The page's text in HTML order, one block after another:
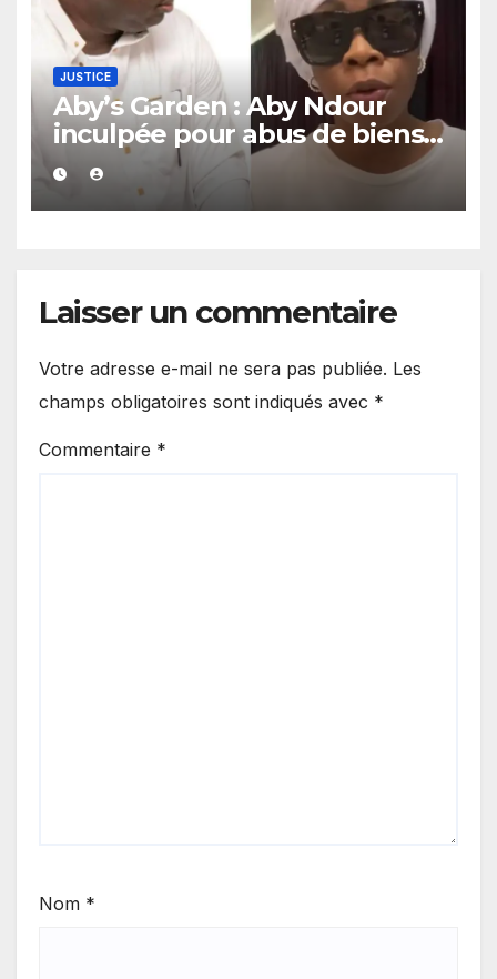
JUSTICE
Aby’s Garden : Aby Ndour
inculpée pour abus de biens
sociaux dans une affaire
portant sur 420 millions FCFA
Laisser un commentaire
Votre adresse e-mail ne sera pas publiée. Les
champs obligatoires sont indiqués avec *
Commentaire *
Nom *